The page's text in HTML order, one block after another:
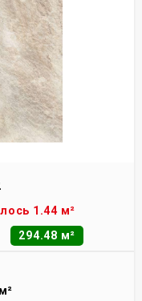
1.44 м²
294.48 м²
м²